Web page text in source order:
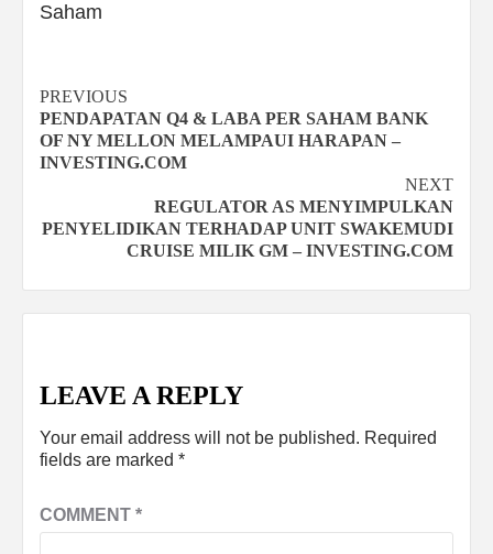
Saham
Continue
Reading
PREVIOUS
PENDAPATAN Q4 & LABA PER SAHAM BANK
OF NY MELLON MELAMPAUI HARAPAN –
INVESTING.COM
NEXT
REGULATOR AS MENYIMPULKAN
PENYELIDIKAN TERHADAP UNIT SWAKEMUDI
CRUISE MILIK GM – INVESTING.COM
LEAVE A REPLY
Your email address will not be published. Required
fields are marked *
COMMENT *